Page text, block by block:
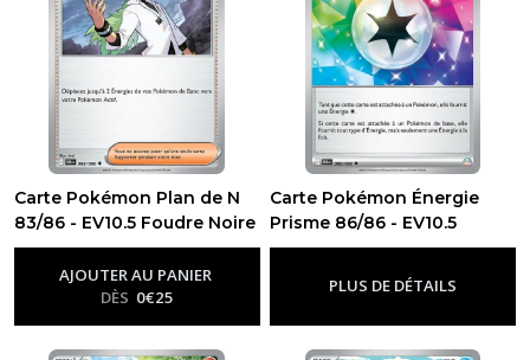
Carte Pokémon Plan de N
83/86 - EV10.5 Foudre Noire
-Ev10.5 - Foudre Noire
AJOUTER AU PANIER
DÈS 0€25
Carte Pokémon Énergie
Prisme 86/86 - EV10.5
Foudre Noire-Ev10.5 - Foudre
PLUS DE DÉTAILS